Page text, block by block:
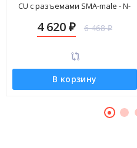
CU с разъемами SMA-male - N-
4 620 ₽ 6 468₽
В корзину